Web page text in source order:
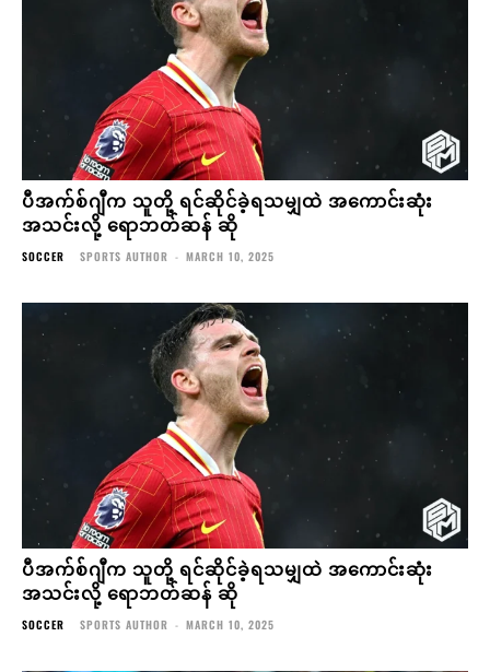
ပီအက်စ်ဂျီက သူတို့ ရင်ဆိုင်ခဲ့ရသမျှထဲ အကောင်းဆုံး
အသင်းလို့ ရောဘတ်ဆန် ဆို
SOCCER SPORTS AUTHOR - MARCH 10, 2025
ပီအက်စ်ဂျီက သူတို့ ရင်ဆိုင်ခဲ့ရသမျှထဲ အကောင်းဆုံး
အသင်းလို့ ရောဘတ်ဆန် ဆို
SOCCER SPORTS AUTHOR - MARCH 10, 2025